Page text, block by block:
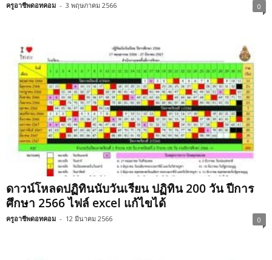
ครูอาชีพดอทคอม - 3 พฤษภาคม 2566 0
ดาวน์โหลดปฏิทินนับวันเรียน ปฏิทิน 200 วัน ปีการ
ศึกษา 2566 ไฟล์ excel แก้ไขได้
ครูอาชีพดอทคอม - 12 มีนาคม 2566 0